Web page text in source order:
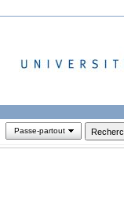
Passe-partout